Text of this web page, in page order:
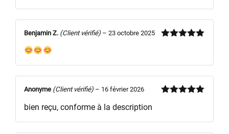
Benjamin Z. (Client vérifié) – 23 octobre 2025
Anonyme (Client vérifié) – 16 février 2026
bien reçu, conforme à la description